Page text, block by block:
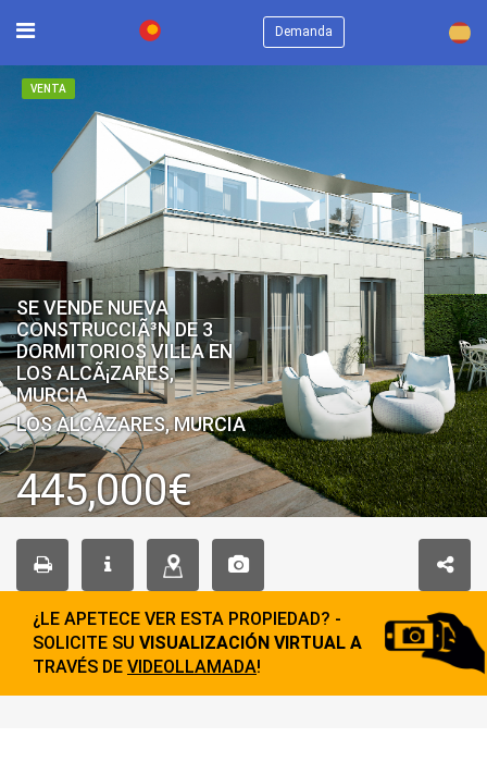
Demanda ×
VENTA
SE VENDE NUEVA
CONSTRUCCIÃ³N DE 3
DORMITORIOS VILLA EN
LOS ALCÃ¡ZARES,
MURCIA
LOS ALCÁZARES, MURCIA
445,000€
¿LE APETECE VER ESTA PROPIEDAD? -
SOLICITE SU VISUALIZACIÓN VIRTUAL A
TRAVÉS DE VIDEOLLAMADA!